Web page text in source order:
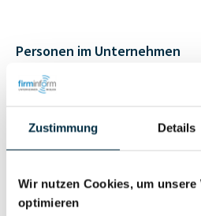
Zustimmung Details
Wir nutzen Cookies, um unsere
optimieren
Personen im Unternehmen
Wirtschaftlich
Berechtigter